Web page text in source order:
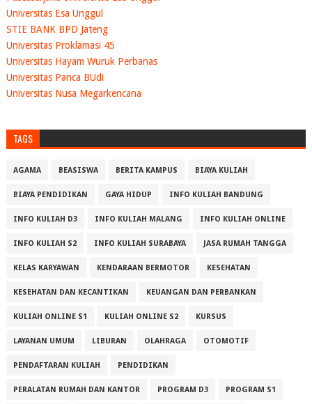
Universitas Esa Unggul
STIE BANK BPD Jateng
Universitas Proklamasi 45
Universitas Hayam Wuruk Perbanas
Universitas Panca BUdi
Universitas Nusa Megarkencana
TAGS
AGAMA BEASISWA BERITA KAMPUS BIAYA KULIAH
BIAYA PENDIDIKAN GAYA HIDUP INFO KULIAH BANDUNG
INFO KULIAH D3 INFO KULIAH MALANG INFO KULIAH ONLINE
INFO KULIAH S2 INFO KULIAH SURABAYA JASA RUMAH TANGGA
KELAS KARYAWAN KENDARAAN BERMOTOR KESEHATAN
KESEHATAN DAN KECANTIKAN KEUANGAN DAN PERBANKAN
KULIAH ONLINE S1 KULIAH ONLINE S2 KURSUS
LAYANAN UMUM LIBURAN OLAHRAGA OTOMOTIF
PENDAFTARAN KULIAH PENDIDIKAN
PERALATAN RUMAH DAN KANTOR PROGRAM D3 PROGRAM S1